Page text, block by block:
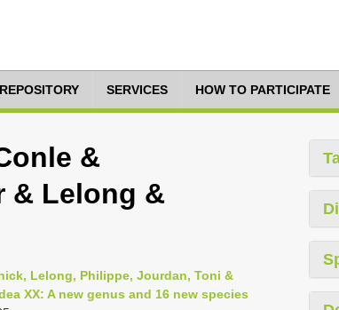
SERVICES HOW TO PARTICIPATE
&
& Lelong &
Lelong, Philippe, Jourdan, Toni &
XX: A new genus and 16 new species